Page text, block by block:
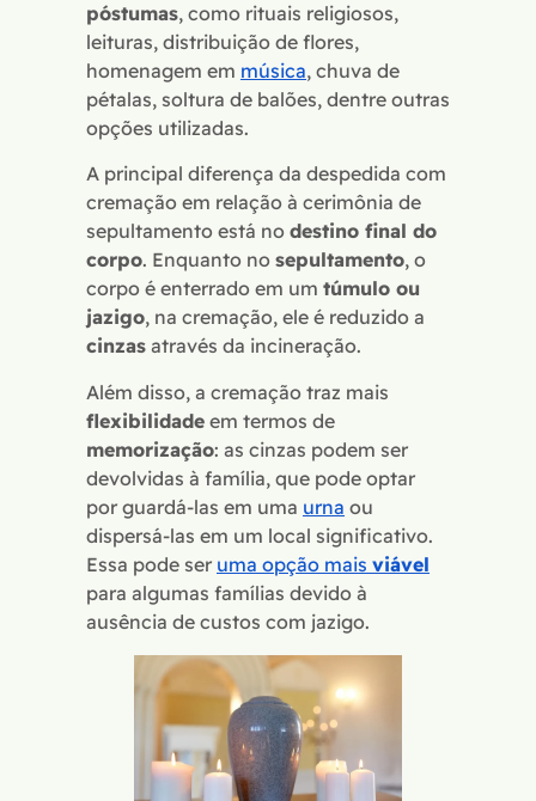
póstumas, como rituais religiosos,
leituras, distribuição de flores,
homenagem em música, chuva de
pétalas, soltura de balões, dentre outras
opções utilizadas.
A principal diferença da despedida com
cremação em relação à cerimônia de
sepultamento está no destino final do
corpo. Enquanto no sepultamento, o
corpo é enterrado em um túmulo ou
jazigo, na cremação, ele é reduzido a
cinzas através da incineração.
Além disso, a cremação traz mais
flexibilidade em termos de
memorização: as cinzas podem ser
devolvidas à família, que pode optar
por guardá-las em uma urna ou
dispersá-las em um local significativo.
Essa pode ser uma opção mais viável
para algumas famílias devido à
ausência de custos com jazigo.